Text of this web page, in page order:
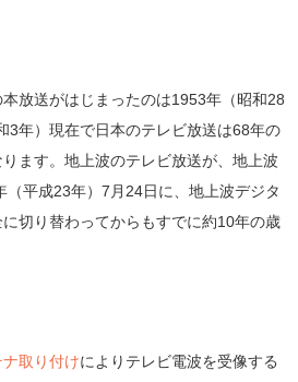
放送がはじまったのは1953年（昭和28
3年）現在で日本のテレビ放送は68年の
ます。地上波のテレビ放送が、地上波
（平成23年）7月24日に、地上波デジタ
切り替わってからもすでに約10年の歳
ナ取り付けによりテレビ電波を受像する